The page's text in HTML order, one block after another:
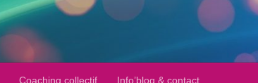
Coaching collectif Info’blog & contact